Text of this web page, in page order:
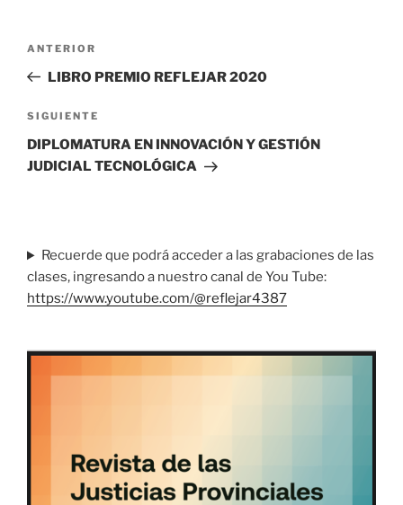
entradas
Entrada
anterior
ANTERIOR
LIBRO PREMIO REFLEJAR 2020
Siguiente
entrada
SIGUIENTE
DIPLOMATURA EN INNOVACIÓN Y GESTIÓN
JUDICIAL TECNOLÓGICA
Recuerde que podrá acceder a las grabaciones de las
clases, ingresando a nuestro canal de You Tube:
https://www.youtube.com/@reflejar4387